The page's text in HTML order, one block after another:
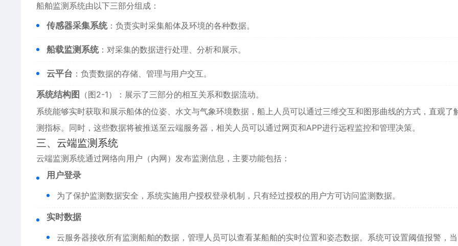
船舶监测系统由以下三部分组成：
传感器采集系统：负责实时采集船体及环境的各种数据。
船载监测系统：对采集的数据进行处理、分析和展示。
云平台 ：负责数据的存储、管理与用户交互。
系统结构图
（图2-1）：展示了三部分的相互关系和数据流动。
系统能够实时获取和展示船体的位姿、水文与气象环境数据，船上人员可以通过三维交互和图形曲线的方式，直观了
测指标。同时，这些数据将被推送至云端服务器，相关人员可以通过网页和APP进行远程监控和管理决策。
三、云端监测系统
云端监测系统通过网络向用户（内网）发布监测信息，主要功能包括：
用户登录
为了保护监测数据安全，系统实施用户授权登录机制，只有经过授权的用户方可访问监测数据。
实时数据
云服务器接收所有监测船舶的数据，管理人员可以查看某船舶的实时位置和姿态数据。系统可设置阈值报警，